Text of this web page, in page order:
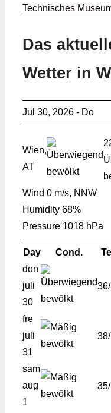
Technisches
Das
Wetter in
Jul 30, 2026 - Do
Wien,
AT
Wind 0 m/s, NNW
Humidity 68%
Pressure 1018 hPa
Day Cond.
don
juli
30
fre
juli
31
sam
aug
1